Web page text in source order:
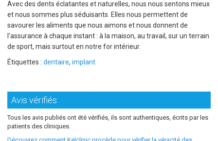
Avec des dents éclatantes et naturelles, nous nous sentons mieux
et nous sommes plus séduisants. Elles nous permettent de
savourer les aliments que nous aimons et nous donnent de
l’assurance à chaque instant : à la maison, au travail, sur un terrain
de sport, mais surtout en notre for intérieur.
Étiquettes : dentaire, implant
Avis vérifiés
Tous les avis publiés ont été vérifiés, ils sont authentiques, écrits par les
patients des cliniques.